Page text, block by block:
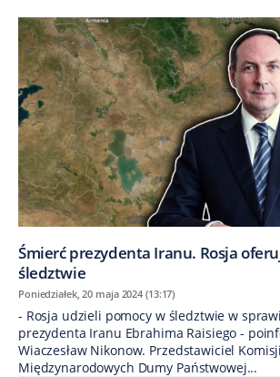
Śmierć prezydenta Iranu. Rosja
śledztwie
Poniedziałek, 20 maja 2024 (13:17)
- Rosja udzieli pomocy w śledztwie w
prezydenta Iranu Ebrahima Raisiego -
Wiaczesław Nikonow. Przedstawiciel
Międzynarodowych Dumy Państwowej...